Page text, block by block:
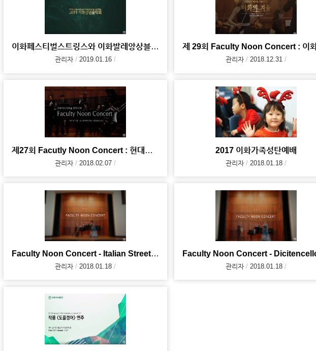
이화페스티벌스트링스와 이화발레앙상블이 함께하는 2019 이화신년음악회
관리자 2019.01.16 관리자 2018.12.31
제27회 Facutly Noon Concert : 현대음악 앙상블 <소리>
관리자 2018.02.07
2017 이화가족성탄예배
관리자 2018.01.18
Faculty Noon Concert - Italian Street Song (2017.
관리자 2018.01.18 관리자 2018.01.18